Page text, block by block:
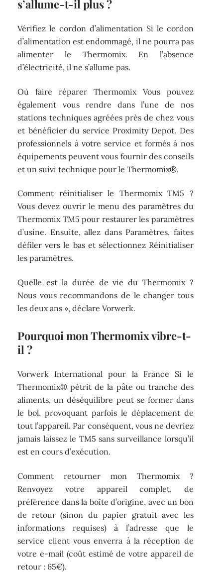
s’allume-t-il plus ?
Vérifiez le cordon d’alimentation Si le cordon
d’alimentation est endommagé, il ne pourra pas
alimenter le Thermomix. En l’absence
d’électricité, il ne s’allume pas.
Où faire réparer Thermomix Vous pouvez
également vous rendre dans l’une de nos
stations techniques agréées près de chez vous
et bénéficier du service Proximity Depot. Des
professionnels à votre service et formés à nos
équipements peuvent vous fournir des conseils
et un suivi technique pour le Thermomix®.
Comment réinitialiser le Thermomix TM5 ?
Vous devez ouvrir le menu des paramètres du
Thermomix TM5 pour restaurer les paramètres
d’usine. Ensuite, allez dans Paramètres, faites
défiler vers le bas et sélectionnez Réinitialiser
les paramètres.
Quelle est la durée de vie du Thermomix ?
Nous vous recommandons de le changer tous
les deux ans », déclare Vorwerk.
Pourquoi mon Thermomix vibre-t-
il ?
Vorwerk International pour la France Si le
Thermomix® pétrit de la pâte ou tranche des
aliments, un déséquilibre peut se former dans
le bol, provoquant parfois le déplacement de
tout l’appareil. Par conséquent, vous ne devriez
jamais laissez le TM5 sans surveillance lorsqu’il
est en cours d’exécution.
Comment retourner mon Thermomix ?
Renvoyez votre appareil complet, de
préférence dans la boîte d’origine, avec un bon
de retour (sinon du papier gratuit avec les
informations requises) à l’adresse que le
service client vous enverra à la réception de
votre e-mail (coût estimé de votre appareil de
retour : 65€).